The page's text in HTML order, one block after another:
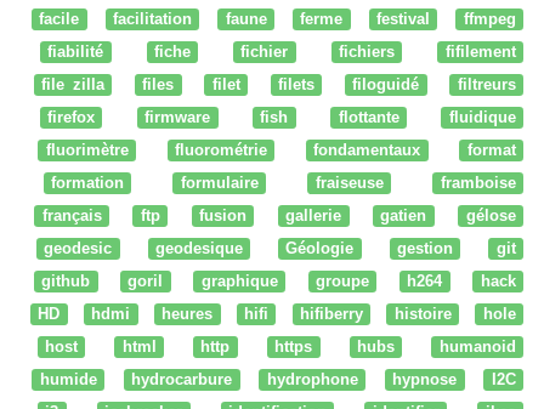
facile
facilitation faune ferme festival
ffmpeg
fiabilité
fiche fichier fichiers
fifilement
file zilla
files filet filets filoguidé
filtreurs
firefox
firmware fish flottante
fluidique
fluorimètre
fluorométrie fondamentaux
format
formation
formulaire fraiseuse
framboise
français
ftp fusion gallerie gatien
gélose
geodesic
geodesique Géologie gestion
git
github
goril graphique groupe h264
hack
HD
hdmi heures hifi hifiberry histoire
hole
host
html http https hubs
humanoid
humide
hydrocarbure hydrophone hypnose
I2C